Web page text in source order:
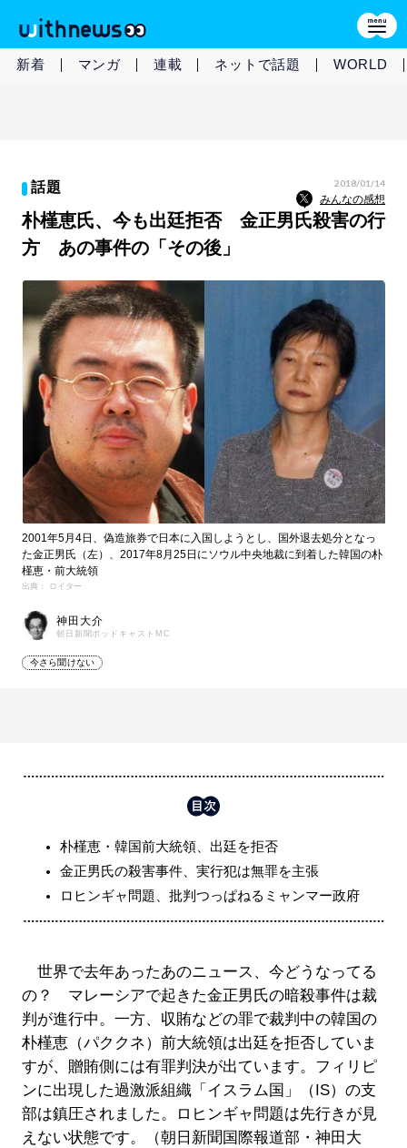
新着 マンガ 連載 ネットで話題 WORLD
話題 2018/01/14
みんなの感想
朴槿恵氏、今も出廷拒否 金正男氏殺害の行
方 あの事件の「その後」
2001年5月4日、偽造旅券で日本に入国しようとし、国外退去処分となっ
た金正男氏（左）、2017年8月25日にソウル中央地裁に到着した韓国の朴
槿恵・前大統領
出典： ロイター
神田大介
朝日新聞ポッドキャストMC
今さら聞けない
朴槿恵・韓国前大統領、出廷を拒否
金正男氏の殺害事件、実行犯は無罪を主張
ロヒンギャ問題、批判つっぱねるミャンマー政府
世界で去年あったあのニュース、今どうなってる
の？ マレーシアで起きた金正男氏の暗殺事件は裁
判が進行中。一方、収賄などの罪で裁判中の韓国の
朴槿恵（パククネ）前大統領は出廷を拒否していま
すが、贈賄側には有罪判決が出ています。フィリピ
ンに出現した過激派組織「イスラム国」（IS）の支
部は鎮圧されました。ロヒンギャ問題は先行きが見
えない状態です。（朝日新聞国際報道部・神田大